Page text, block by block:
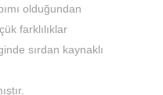
olduğundan
farklılıklar
sırdan kaynaklı